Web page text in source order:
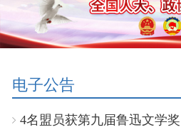
电子公告
4名盟员获第九届鲁迅文学奖